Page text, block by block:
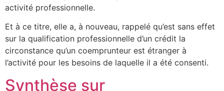
activité professionnelle.
Et à ce titre, elle a, à nouveau, rappelé qu’est sans effet
sur la qualification professionnelle d’un crédit la
circonstance qu’un coemprunteur est étranger à
l’activité pour les besoins de laquelle il a été consenti.
Synthèse sur